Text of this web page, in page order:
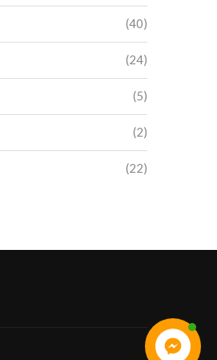
(40)
(24)
(5)
(2)
(22)